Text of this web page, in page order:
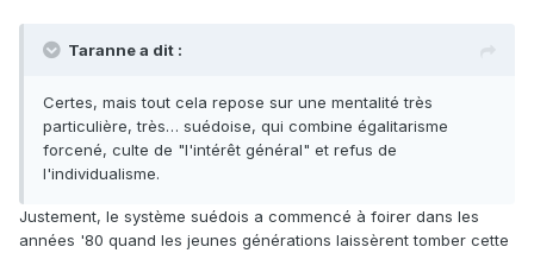
Taranne a dit :
Certes, mais tout cela repose sur une mentalité très
particulière, très… suédoise, qui combine égalitarisme
forcené, culte de "l'intérêt général" et refus de
l'individualisme.
Justement, le système suédois a commencé à foirer dans les
années '80 quand les jeunes générations laissèrent tomber cette